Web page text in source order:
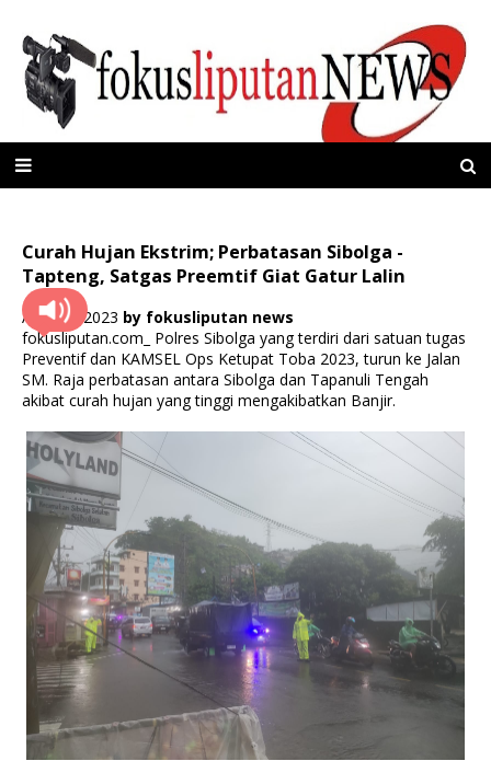
Curah Hujan Ekstrim; Perbatasan Sibolga -
Tapteng, Satgas Preemtif Giat Gatur Lalin
April 28, 2023 by fokusliputan news
fokusliputan.com_ Polres Sibolga yang terdiri dari satuan tugas
Preventif dan KAMSEL Ops Ketupat Toba 2023, turun ke Jalan
SM. Raja perbatasan antara Sibolga dan Tapanuli Tengah
akibat curah hujan yang tinggi mengakibatkan Banjir.